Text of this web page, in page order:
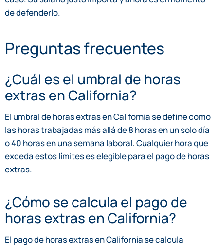
de defenderlo.
Preguntas frecuentes
¿Cuál es el umbral de horas
extras en California?
El umbral de horas extras en California se define como
las horas trabajadas más allá de 8 horas en un solo día
o 40 horas en una semana laboral. Cualquier hora que
exceda estos límites es elegible para el pago de horas
extras.
¿Cómo se calcula el pago de
horas extras en California?
El pago de horas extras en California se calcula